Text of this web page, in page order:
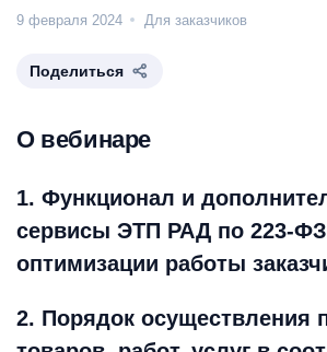
9 февраля 2024 Для заказчиков
Поделиться
О вебинаре
1. Функционал и
сервисы ЭТП РАД по 223-
оптимизации работы
2. Порядок осуществления